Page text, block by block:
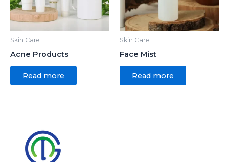
Skin Care
Acne Products
Read more
Skin Care
Face Mist
Read more